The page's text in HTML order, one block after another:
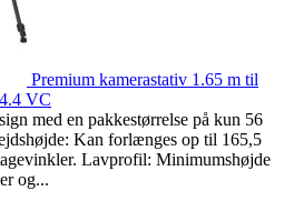
Premium kamerastativ 1.65 m til
VC
med en pakkestørrelse på kun 56
Kan forlænges op til 165,5
Lavprofil: Minimumshøjde
og...